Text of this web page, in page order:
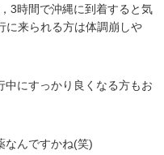
3時間で沖縄に到着すると気
来られる方は体調崩しや
にすっかり良くなる方もお
なんですかね(笑)